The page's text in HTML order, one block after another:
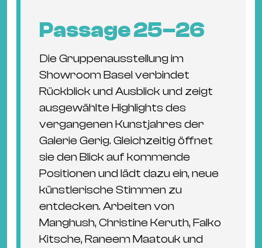
Passage 25–26
Die Gruppenausstellung im
Showroom Basel verbindet
Rückblick und Ausblick und zeigt
ausgewählte Highlights des
vergangenen Kunstjahres der
Galerie Gerig. Gleichzeitig öffnet
sie den Blick auf kommende
Positionen und lädt dazu ein, neue
künstlerische Stimmen zu
entdecken. Arbeiten von
Manghush, Christine Keruth, Falko
Kitsche, Raneem Maatouk und